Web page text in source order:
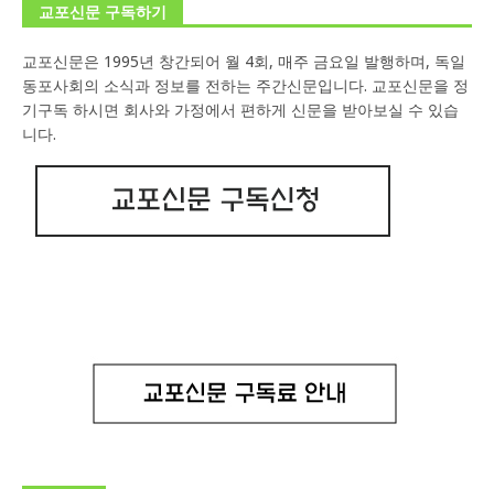
교포신문 구독하기
교포신문은 1995년 창간되어 월 4회, 매주 금요일 발행하며, 독일
동포사회의 소식과 정보를 전하는 주간신문입니다. 교포신문을 정
기구독 하시면 회사와 가정에서 편하게 신문을 받아보실 수 있습
니다.